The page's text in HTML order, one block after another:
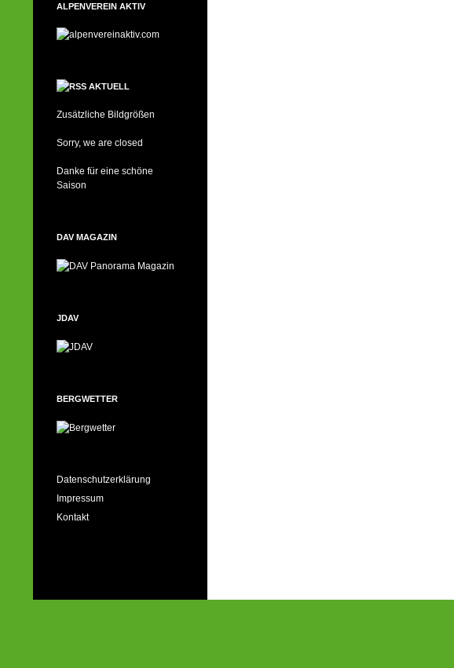
ALPENVEREIN AKTIV
AKTUELL
Zusätzliche Bildgrößen
Sorry, we are closed
Danke für eine schöne
Saison
DAV MAGAZIN
JDAV
BERGWETTER
Datenschutzerklärung
Impressum
Kontakt